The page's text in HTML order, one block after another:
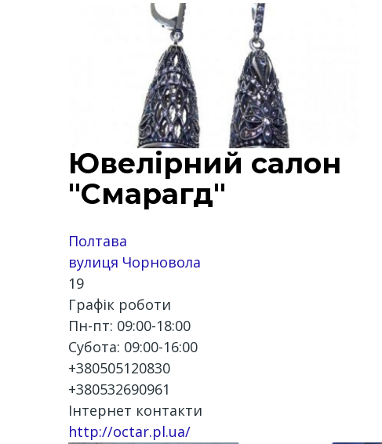
Ювелірний салон
"Смарагд"
Полтава
вулиця Чорновола
19
Графік роботи
Пн-пт: 09:00-18:00
Субота: 09:00-16:00
+380505120830
+380532690961
Інтернет контакти
http://octar.pl.ua/